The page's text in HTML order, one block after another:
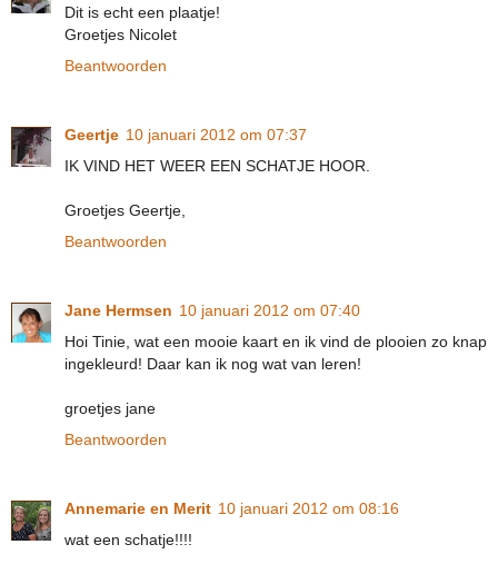
Dit is echt een plaatje!
Groetjes Nicolet
Beantwoorden
Geertje 10 januari 2012 om 07:37
IK VIND HET WEER EEN SCHATJE HOOR.
Groetjes Geertje,
Beantwoorden
Jane Hermsen 10 januari 2012 om 07:40
Hoi Tinie, wat een mooie kaart en ik vind de plooien zo knap
ingekleurd! Daar kan ik nog wat van leren!
groetjes jane
Beantwoorden
Annemarie en Merit 10 januari 2012 om 08:16
wat een schatje!!!!